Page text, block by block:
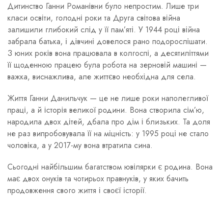
Дитинство Ганни Романівни було непростим. Лише три
класи освіти, голодні роки та Друга світова війна
залишили глибокий слід у її пам’яті. У 1944 році війна
забрала батька, і дівчині довелося рано подорослішати.
З юних років вона працювала в колгоспі, а десятиліттями
її щоденною працею була робота на зерновій машині —
важка, виснажлива, але життєво необхідна для села.
Життя Ганни Данильчук — це не лише роки наполегливої
праці, а й історія великої родини. Вона створила сім’ю,
народила двох дітей, дбала про дім і близьких. Та доля
не раз випробовувала її на міцність: у 1995 році не стало
чоловіка, а у 2017-му вона втратила сина.
Сьогодні найбільшим багатством ювілярки є родина. Вона
має двох онуків та чотирьох правнуків, у яких бачить
продовження свого життя і своєї історії.